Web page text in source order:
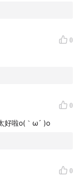
客。也欢迎你关注
罢了 趁热交换
0
0
好啦o(｀ω´ )o
0